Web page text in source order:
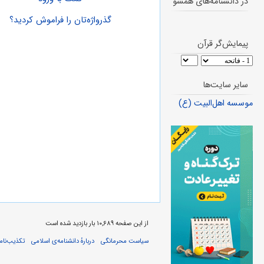
گذرواژه‌تان را فراموش کردید؟
پیمایش‌گر قرآن
سایر سایت‌ها
موسسه اهل‌البیت (ع)
از این صفحه ۱۰,۶۸۹ بار بازدید شده است
سیاست محرمانگی
دربارهٔ دانشنامه‌ی اسلامی